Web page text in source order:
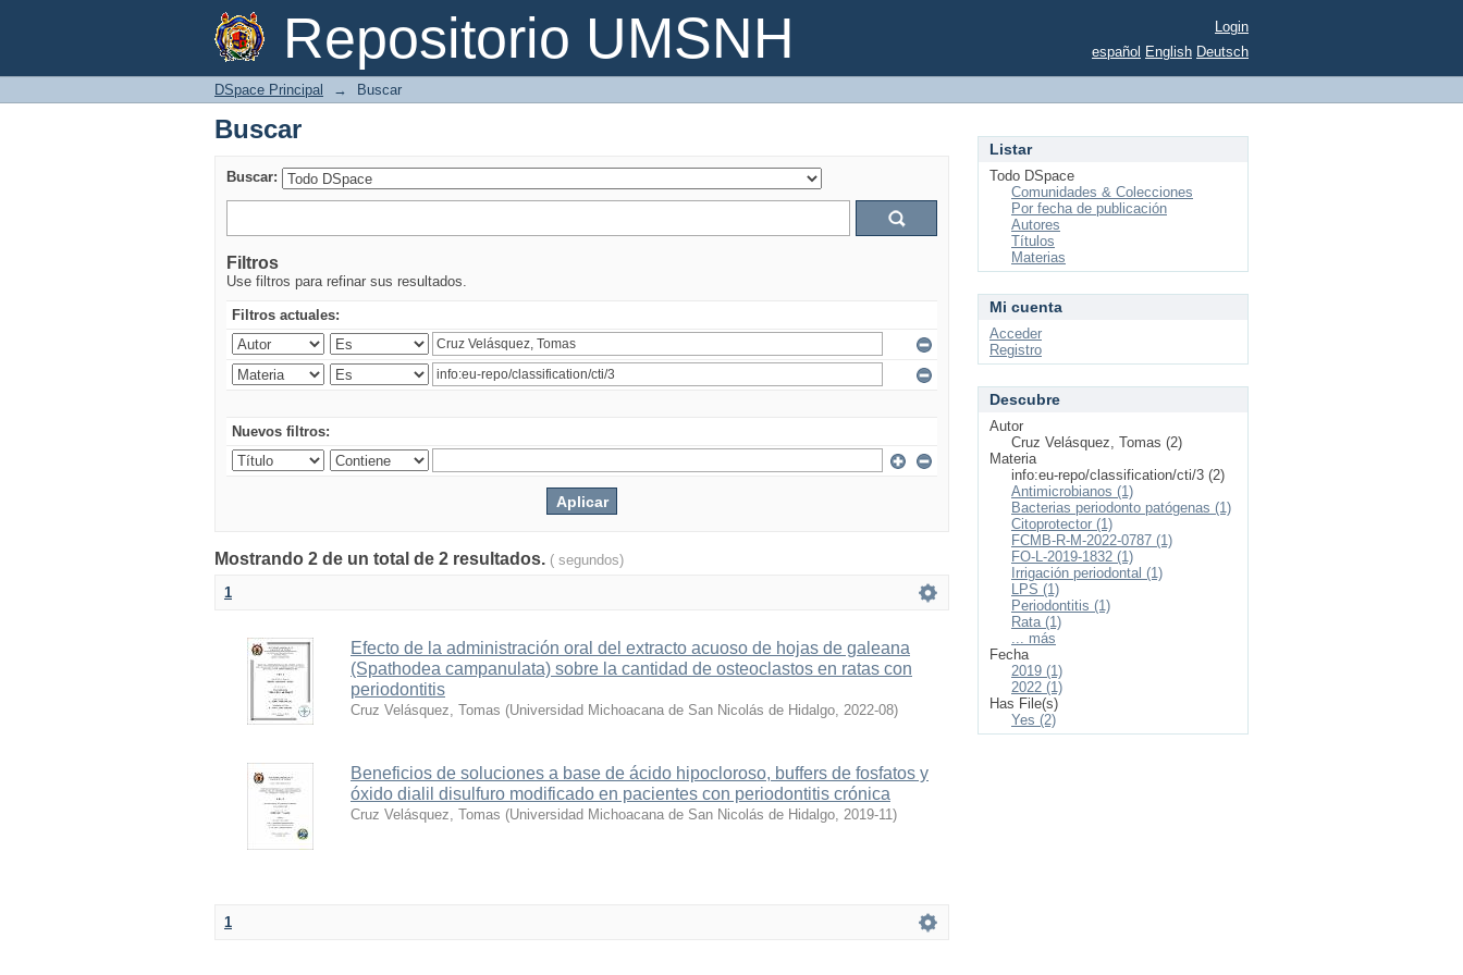
Repositorio UMSNH
Buscar
Login
español English Deutsch
DSpace Principal → Buscar
Buscar
Buscar:
Filtros
Use filtros para refinar sus resultados.
Filtros actuales:
Nuevos filtros:
Mostrando 2 de un total de 2 resultados. ( segundos)
1
Efecto de la administración oral del extracto acuoso de hojas de galeana
(Spathodea campanulata) sobre la cantidad de osteoclastos en ratas con
periodontitis
Cruz Velásquez, Tomas (Universidad Michoacana de San Nicolás de Hidalgo, 2022-08)
Beneficios de soluciones a base de ácido hipocloroso, buffers de fosfatos y
óxido dialil disulfuro modificado en pacientes con periodontitis crónica
Cruz Velásquez, Tomas (Universidad Michoacana de San Nicolás de Hidalgo, 2019-11)
1
Listar
Todo DSpace
Comunidades & Colecciones
Por fecha de publicación
Autores
Títulos
Materias
Mi cuenta
Acceder
Registro
Descubre
Autor
Cruz Velásquez, Tomas (2)
Materia
info:eu-repo/classification/cti/3 (2)
Antimicrobianos (1)
Bacterias periodonto patógenas (1)
Citoprotector (1)
FCMB-R-M-2022-0787 (1)
FO-L-2019-1832 (1)
Irrigación periodontal (1)
LPS (1)
Periodontitis (1)
Rata (1)
... más
Fecha
2019 (1)
2022 (1)
Has File(s)
Yes (2)